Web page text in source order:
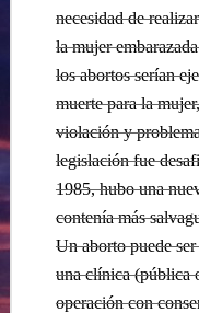
necesidad de
la mujer
los abortos serían
muerte para la
violación y
legislación fue
1985, hubo una
contenía más
Un aborto puede
una clínica (pública
operación con